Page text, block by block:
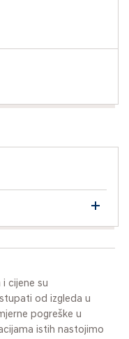
i cijene su
od izgleda u
pogreške u
istih nastojimo